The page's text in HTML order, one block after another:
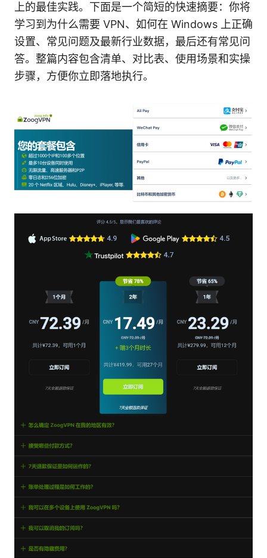
上的最佳实践。下面是一个简短的快速摘要：你将
学习到为什么需要 VPN、如何在 Windows 上正确
设置、常见问题及最新行业数据，最后还有常见问
答。整篇内容包含清单、对比表、使用场景和实操
步骤，方便你立即落地执行。